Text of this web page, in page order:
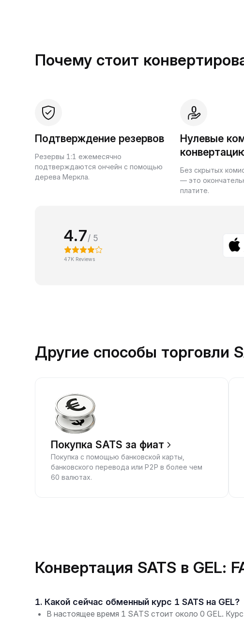
Почему стоит
Подтверждение резервов
Резервы 1:1 ежемесячно
подтверждаются ончейн с помощью
дерева Меркла.
Нулевые
Без скрытых
— это
платите.
4.7/ 5
47K Reviews
Другие способы торговли
Покупка SATS за фиат
Покупка с помощью банковской карты,
банковского перевода или P2P в более чем
60 валютах.
Конвертация SATS в GEL:
1. Какой сейчас обменный курс 1 SATS на GEL?
В настоящее время 1 SATS стоит около 0 GEL.